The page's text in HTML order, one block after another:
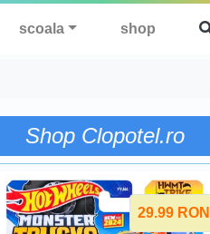
scoala shop
Shop Clopotel.ro
29.99 RON